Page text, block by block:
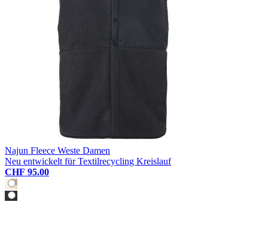
Najun Fleece Weste Damen
Neu entwickelt für Textilrecycling Kreislauf
CHF 95.00